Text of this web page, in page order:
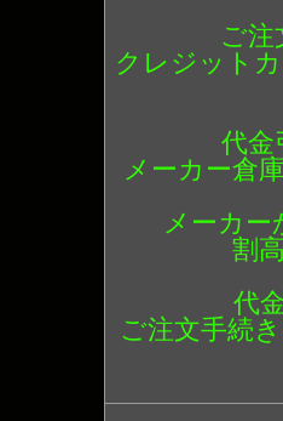
ご注
クレジット
代金
メーカー倉
メーカ
割
代
ご注文手続